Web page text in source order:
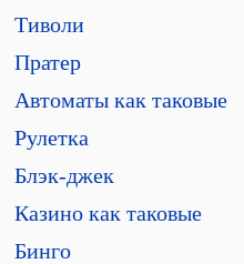
Тиволи
Пратер
Автоматы как таковые
Рулетка
Блэк-джек
Казино как таковые
Бинго